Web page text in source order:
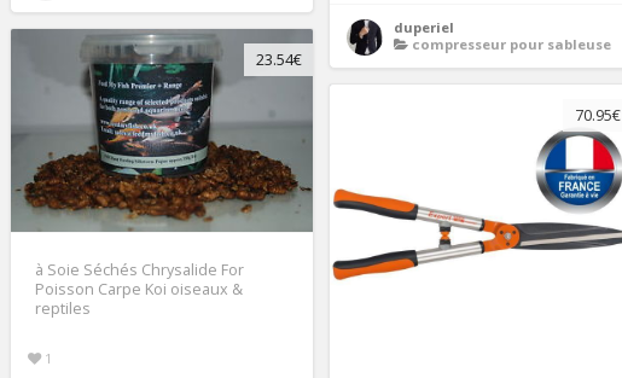
duperiel
compresseur pour sableuse
23.54€
à Soie Séchés Chrysalide For
Poisson Carpe Koi oiseaux &
reptiles
1
70.95€